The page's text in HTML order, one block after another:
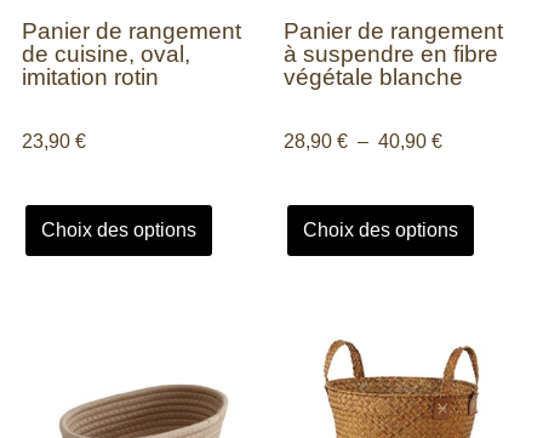
Panier de rangement
de cuisine, oval,
imitation rotin
23,90 €
Choix des options
Panier de rangement
à suspendre en fibre
végétale blanche
28,90 € – 40,90 €
Choix des options